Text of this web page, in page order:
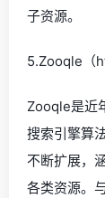
子资源。
5.Zooqle（
Zooqle是近
搜索引擎算
不断扩展，
各类资源。